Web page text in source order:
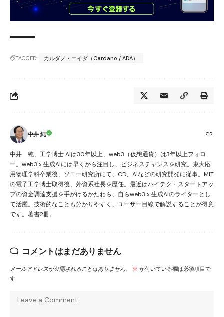
TAGGED: カルダノ・エイダ（Cardano / ADA）
中井 純
中井 純、工学博士 AIは30年以上、web3（仮想通貨）は3年以上フォロ
ー。web3ｘ生成AIには早くから注目し、ビジネスチャンスを研究。東大応
用物理学科卒業後、ソニー研究所にて、CD、AIなどの研究開発に従事。MIT
の電子工学博士取得後、外資系社長を歴任。最近はハイテク・スタートアッ
プの資金調達支援を手がけるかたわら、自らweb3ｘ生成AIのライターとし
て活躍。技術的なことも分かりやすく、ユーザー目線で解説することが得意
です。著書2冊。
コメントはまだありません
メールアドレスが公開されることはありません。 ※ が付いている欄は必須項目で
す